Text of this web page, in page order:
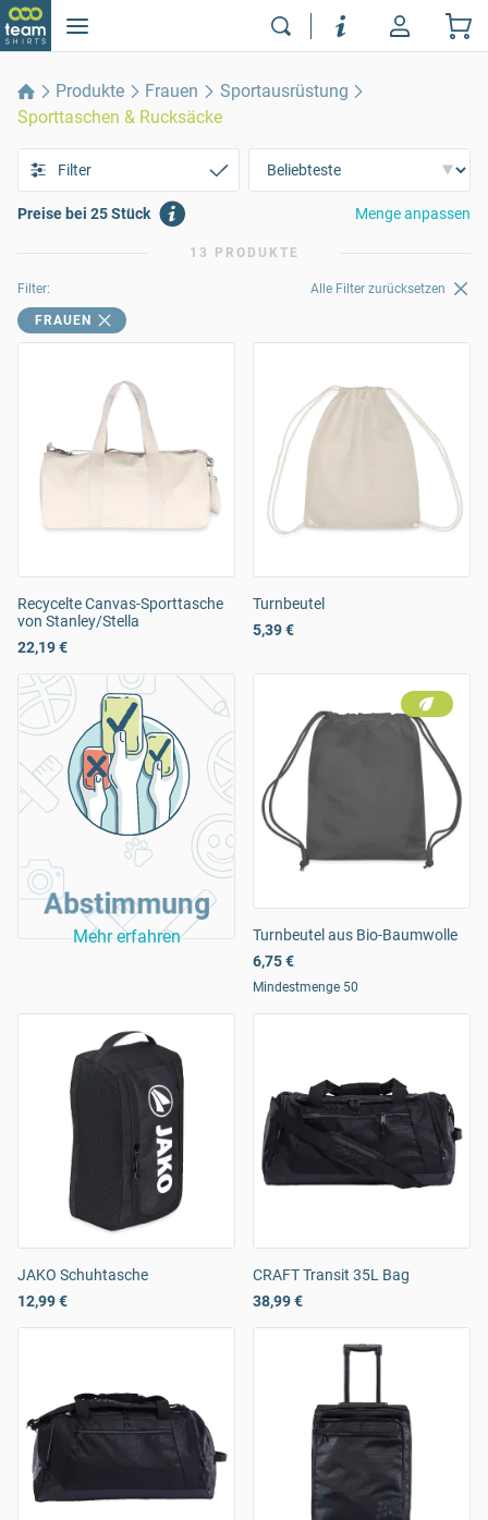
Produkte Frauen
Sportausrüstung
Sporttaschen & Rucksäcke
Filter
Preise bei 25 Stück Menge anpassen
13 PRODUKTE
Filter: Alle Filter zurücksetzen
FRAUEN
Recycelte Canvas-Sporttasche
von Stanley/Stella
22,19 €
Turnbeutel
5,39 €
Abstimmung
Mehr erfahren
Turnbeutel aus Bio-Baumwolle
6,75 €
Mindestmenge 50
JAKO Schuhtasche
12,99 €
CRAFT Transit 35L Bag
38,99 €